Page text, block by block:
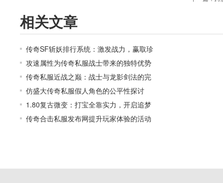
相关文章
传奇SF斩妖排行系统：激发战力，赢取珍
攻速属性为传奇私服战士带来的独特优势
传奇私服近战之巅：战士与龙影剑法的完
仿盛大传奇私服假人角色的公平性探讨
1.80复古微变：打宝全靠实力，开启追梦
传奇合击私服发布网提升玩家体验的活动